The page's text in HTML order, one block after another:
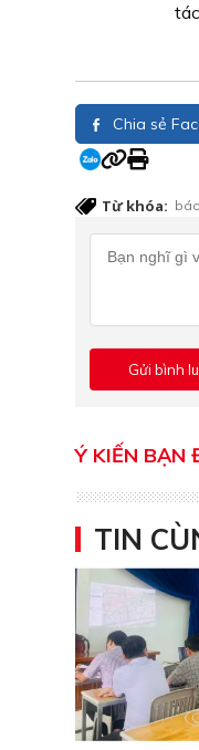
Chia sẻ
Từ khóa:
Ý KIẾN BẠN
TIN